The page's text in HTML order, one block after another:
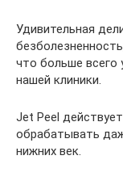
Удивительная
что больше всего
нашей клиники.
Jet Peel
обрабатывать
нижних век.